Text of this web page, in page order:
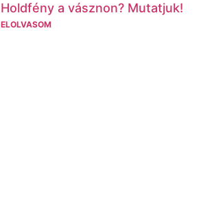
Holdfény a vásznon? Mutatjuk!
ELOLVASOM